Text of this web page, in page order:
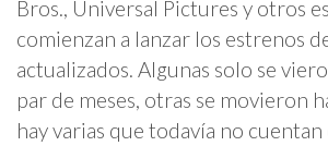
Bros., Universal Pictures y otros
comienzan a lanzar los estrenos
actualizados. Algunas solo se
par de meses, otras se movieron
hay varias que todavía no